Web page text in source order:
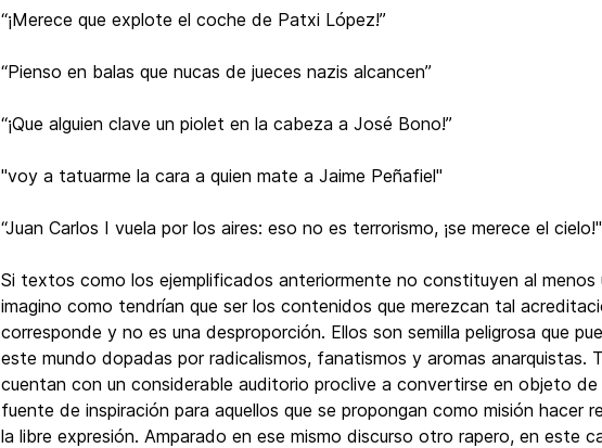
“¡Merece que explote el coche de Patxi López!”
“Pienso en balas que nucas de jueces nazis alcancen”
“¡Que alguien clave un piolet en la cabeza a José Bono!”
"voy a tatuarme la cara a quien mate a Jaime Peñafiel"
“Juan Carlos I vuela por los aires: eso no es terrorismo, ¡se merece el
Si textos como los ejemplificados anteriormente no constituyen al
imagino como tendrían que ser los contenidos que merezcan tal
corresponde y no es una desproporción. Ellos son semilla peligrosa que
este mundo dopadas por radicalismos, fanatismos y aromas anarquistas.
cuentan con un considerable auditorio proclive a convertirse en objeto
fuente de inspiración para aquellos que se propongan como misión hacer
la libre expresión. Amparado en ese mismo discurso otro rapero, en este